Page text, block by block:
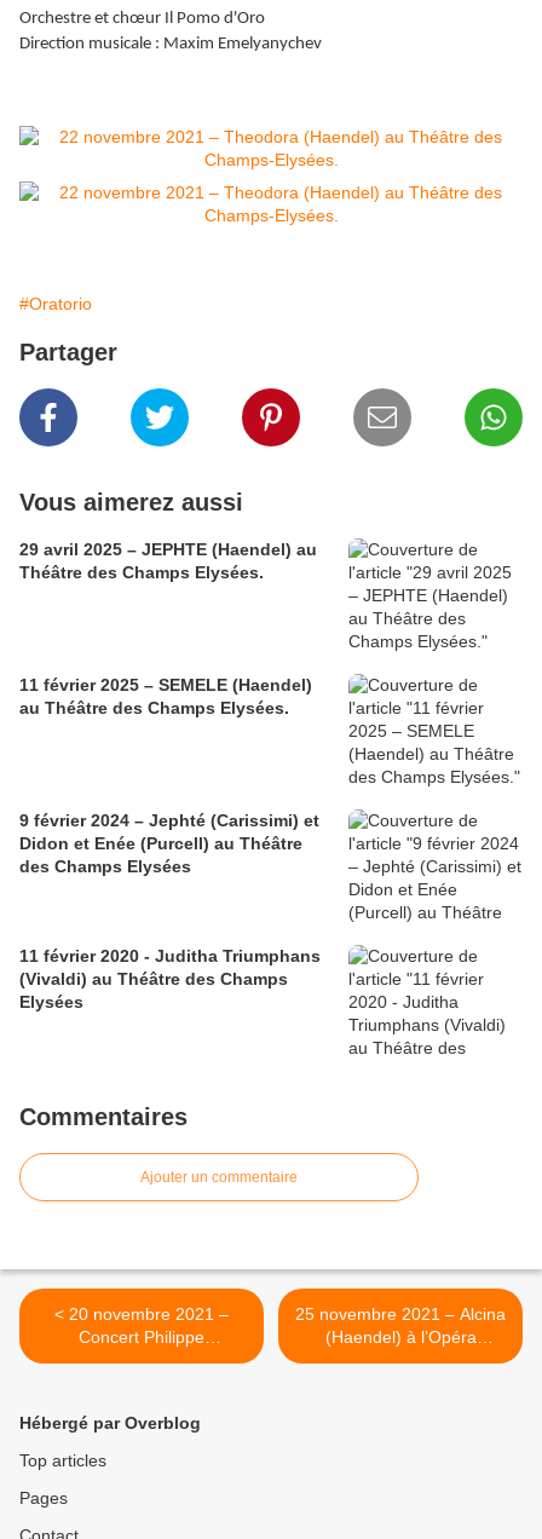
Orchestre et chœur Il Pomo d'Oro
Direction musicale : Maxim Emelyanychev
#Oratorio
Partager
Vous aimerez aussi
29 avril 2025 – JEPHTE (Haendel) au
Théâtre des Champs Elysées.
11 février 2025 – SEMELE (Haendel)
au Théâtre des Champs Elysées.
9 février 2024 – Jephté (Carissimi) et
Didon et Enée (Purcell) au Théâtre
des Champs Elysées
11 février 2020 - Juditha Triumphans
(Vivaldi) au Théâtre des Champs
Elysées
Commentaires
Ajouter un commentaire
< 20 novembre 2021 –
Concert Philippe
JAROUSSKY au Théâtre
25 novembre 2021 – Alcina
(Haendel) à l’Opéra
national de Paris (Garnier).
Hébergé par Overblog
Top articles
Pages